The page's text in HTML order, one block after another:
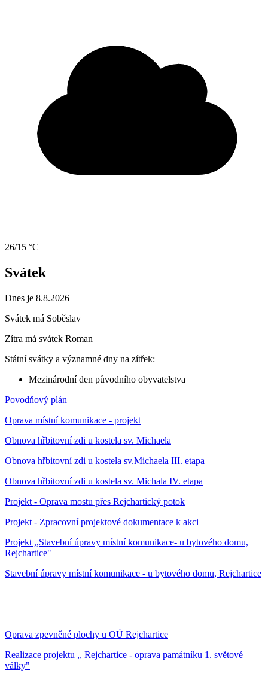
26/15 °C
Svátek
Dnes je 8.8.2026
Svátek má Soběslav
Zítra má svátek Roman
Státní svátky a významné dny na zítřek:
Mezinárodní den původního obyvatelstva
Povodňový plán
Oprava místní komunikace - projekt
Obnova hřbitovní zdi u kostela sv. Michaela
Obnova hřbitovní zdi u kostela sv.Michaela III. etapa
Obnova hřbitovní zdi u kostela sv. Michala IV. etapa
Projekt - Oprava mostu přes Rejchartický potok
Projekt - Zpracovní projektové dokumentace k akci
Projekt ,,Stavební úpravy místní komunikace- u bytového domu,
Rejchartice"
Stavební úpravy místní komunikace - u bytového domu, Rejchartice
Oprava zpevněné plochy u OÚ Rejchartice
Realizace projektu ,, Rejchartice - oprava památníku 1. světové
války"